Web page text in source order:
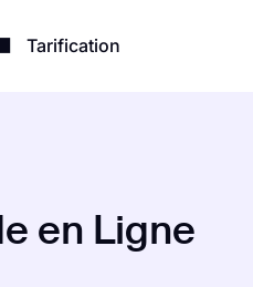
Tarification
en Ligne